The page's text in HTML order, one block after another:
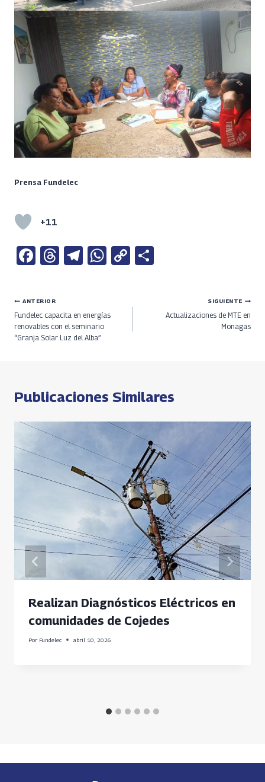
Prensa Fundelec
+11
Fa
b
o
o
T
a
ds
Te
a
m
W
s
C
Li
n
Navegación
de
ANTERIOR
Fundelec capacita en energías
renovables con el seminario
“Granja Solar Luz del Alba”
SIGUIENTE
Actualizaciones de MTE en
Monagas
Publicaciones Similares
Realizan Diagnósticos Eléctricos en
comunidades de Cojedes
Por Fundelec abril 10, 2026